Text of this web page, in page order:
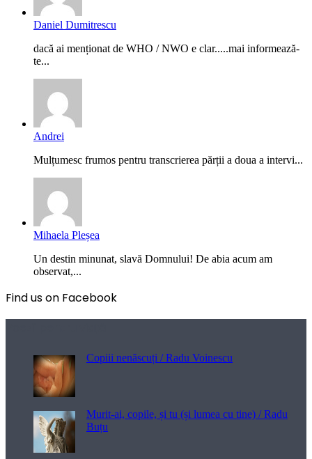
Daniel Dumitrescu
dacă ai menționat de WHO / NWO e clar.....mai informează-
te...
Andrei
Mulțumesc frumos pentru transcrierea părții a doua a intervi...
Mihaela Pleșea
Un destin minunat, slavă Domnului! De abia acum am
observat,...
Find us on Facebook
Copiii nenăscuți / Radu Voinescu
Murit-ai, copile, și tu (și lumea cu tine) / Radu
Buțu